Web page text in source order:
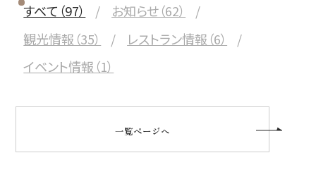
すべて（97）
お知らせ（62）
観光情報（35）
レストラン情報（6）
イベント情報（1）
一覧ページへ